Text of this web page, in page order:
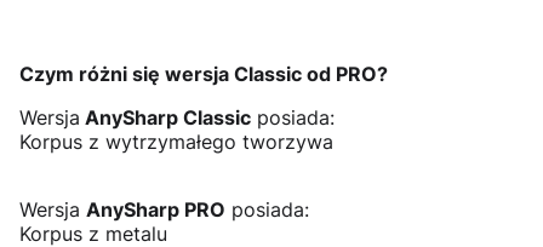
Czym różni się wersja Classic od PRO?
Wersja AnySharp Classic posiada:
Korpus z wytrzymałego tworzywa
Wersja AnySharp PRO posiada:
Korpus z metalu